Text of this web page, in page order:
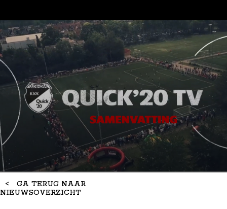
< GA TERUG NAAR
NIEUWSOVERZICHT